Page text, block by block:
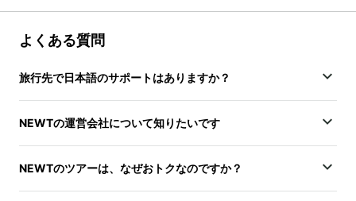
よくある質問
旅行先で日本語のサポートはありますか？
NEWTの運営会社について知りたいです
NEWTのツアーは、なぜおトクなのですか？